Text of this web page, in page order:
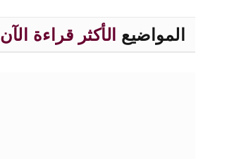
المواضيع الأكثر قراءة الآن